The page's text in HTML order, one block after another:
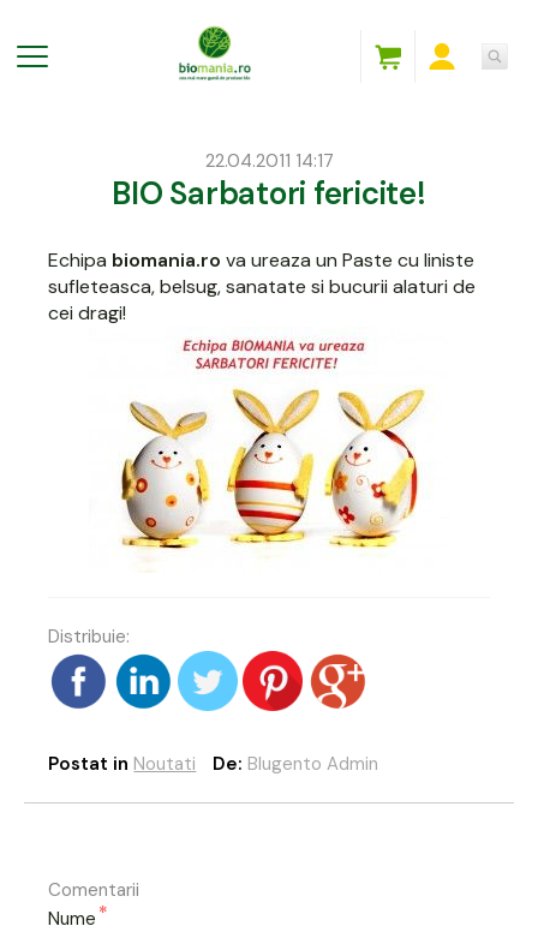
BIO Sarbatori fericite!
22.04.2011 14:17
Echipa biomania.rova ureaza un Paste cu liniste
sufleteasca, belsug, sanatate si bucurii alaturi de
cei dragi!
Distribuie:
Postat in Noutati De: Blugento Admin
Comentarii
Nume *